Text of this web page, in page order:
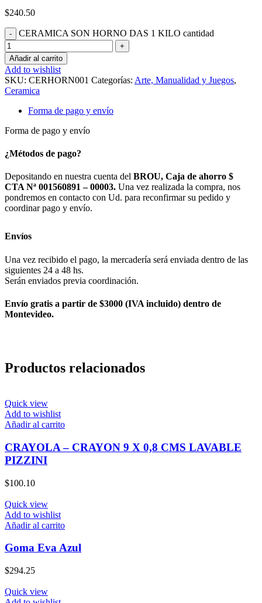
$240.50
CERAMICA SON HORNO DAS 1 KILO cantidad
Añadir al carrito
Add to wishlist
SKU: CERHORN001 Categorías: Arte, Manualidad y Juegos,
Ceramica
Forma de pago y envío
Forma de pago y envío
¿Métodos de pago?
Depositando en nuestra cuenta del BROU, Caja de ahorro $
CTA Nª 001560891 – 00003. Una vez realizada la compra, nos
pondremos en contacto con Ud. para reconfirmar su pedido y
coordinar pago y envío.
Envíos
Una vez recibido el pago, la mercadería será enviada dentro de las
siguientes 24 a 48 hs.
Serán enviados previa coordinación.
Envío gratis a partir de $3000 (IVA incluido) dentro de
Montevideo.
Productos relacionados
Quick view
Add to wishlist
Añadir al carrito
CRAYOLA – CRAYON 9 X 0,8 CMS LAVABLE
PIZZINI
$100.10
Quick view
Add to wishlist
Añadir al carrito
Goma Eva Azul
$294.25
Quick view